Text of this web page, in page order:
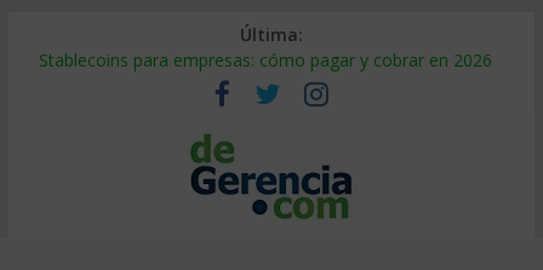
Última:
Stablecoins para empresas: cómo pagar y cobrar en 2026
Despido silencioso: qué es y por qué sale tan caro
IA en selección de personal: cómo auditarla a tiempo
Trabajo forzoso en la cadena de suministro: qué hacer
Mercado hispano de EE. UU.: cómo segmentarlo y venderle